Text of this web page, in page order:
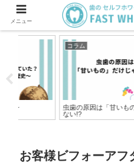
虫歯の原因は「甘いもの」だけじゃ
お客様ビフォーア
メニュー